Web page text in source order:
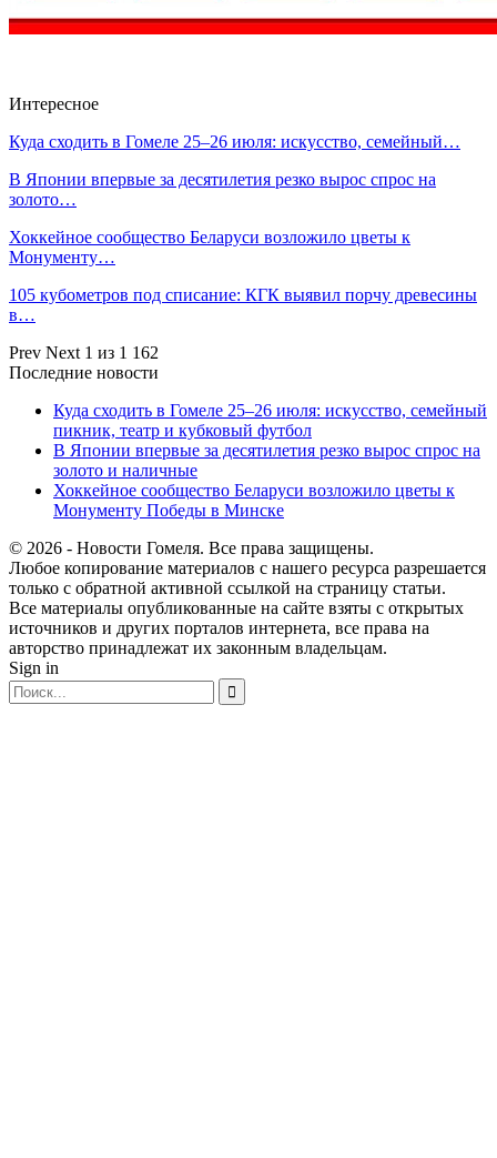
Интересное
Куда сходить в Гомеле 25–26 июля: искусство, семейный…
В Японии впервые за десятилетия резко вырос спрос на
золото…
Хоккейное сообщество Беларуси возложило цветы к
Монументу…
105 кубометров под списание: КГК выявил порчу древесины
в…
Prev Next 1 из 1 162
Последние новости
Куда сходить в Гомеле 25–26 июля: искусство, семейный
пикник, театр и кубковый футбол
В Японии впервые за десятилетия резко вырос спрос на
золото и наличные
Хоккейное сообщество Беларуси возложило цветы к
Монументу Победы в Минске
© 2026 - Новости Гомеля. Все права защищены.
Любое копирование материалов с нашего ресурса разрешается
только с обратной активной ссылкой на страницу статьи.
Все материалы опубликованные на сайте взяты с открытых
источников и других порталов интернета, все права на
авторство принадлежат их законным владельцам.
Sign in